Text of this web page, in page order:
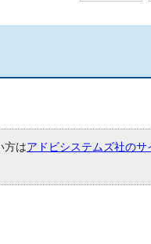
方はアドビシステムズ社のサ